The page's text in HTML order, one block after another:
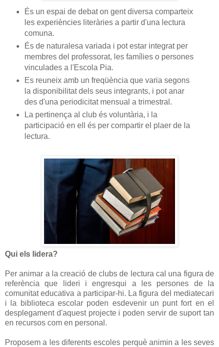
És un espai de debat on gent diversa comparteix
les experiències literàries a partir d'una lectura
comuna.
És de naturalesa variada i pot estar integrat per
membres del professorat, les famílies o persones
vinculades a l'Escola Pia.
Es reuneix amb un freqüència que varia segons
la disponibilitat dels seus integrants, i pot anar
des d'una periodicitat mensual a trimestral.
La pertinença al club és voluntària, i la
participació en ell és per compartir el plaer de la
lectura.
Qui els lidera?
Per animar a la creació de clubs de lectura cal una figura de
referència que lideri i engresqui a les persones de la
comunitat educativa a participar-hi. La figura del mediatecari
i la biblioteca escolar poden esdevenir un punt fort en el
desplegament d'aquest projecte i poden servir de suport tan
en recursos com en personal.
Proposem a les diferents escoles perquè animin a les seves